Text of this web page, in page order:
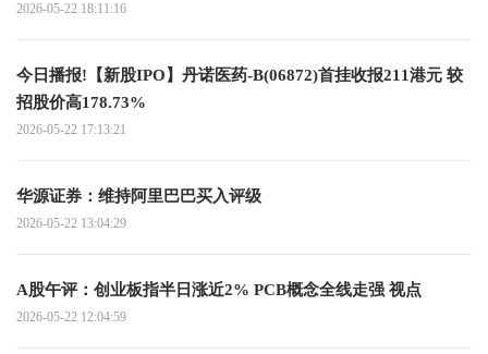
2026-05-22 18:11:16
今日播报!【新股IPO】丹诺医药-B(06872)首挂收报211港元 较
招股价高178.73%
2026-05-22 17:13:21
华源证券：维持阿里巴巴买入评级
2026-05-22 13:04:29
A股午评：创业板指半日涨近2% PCB概念全线走强 视点
2026-05-22 12:04:59